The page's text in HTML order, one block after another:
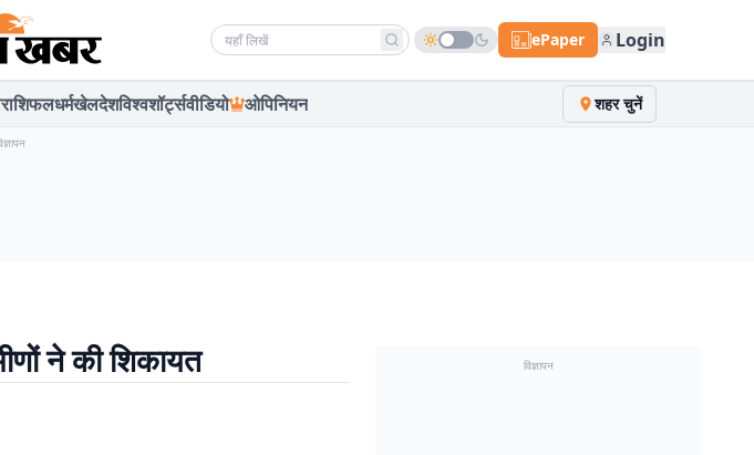
Search news ePaper Login
राशिफलधर्मखेलदेशविश्वशॉर्ट्सवीडियो ओपिनियन शहर चुनें
ने की शिकायत विज्ञापन